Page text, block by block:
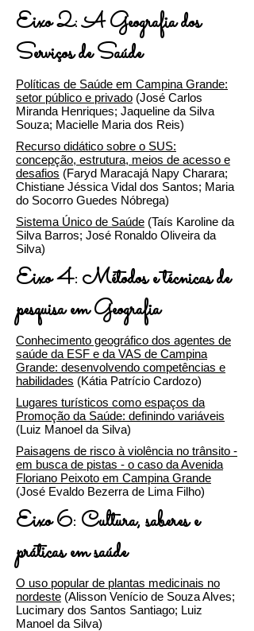
Eixo 2: A Geografia dos
Serviços de Saúde
Políticas de Saúde em Campina Grande:
setor público e privado (José Carlos
Miranda Henriques; Jaqueline da Silva
Souza; Macielle Maria dos Reis)
Recurso didático sobre o SUS:
concepção, estrutura, meios de acesso e
desafios (Faryd Maracajá Napy Charara;
Chistiane Jéssica Vidal dos Santos; Maria
do Socorro Guedes Nóbrega)
Sistema Único de Saúde (Taís Karoline da
Silva Barros; José Ronaldo Oliveira da
Silva)
Eixo 4: Métodos e técnicas de
pesquisa em Geografia
Conhecimento geográfico dos agentes de
saúde da ESF e da VAS de Campina
Grande: desenvolvendo competências e
habilidades (Kátia Patrício Cardozo)
Lugares turísticos como espaços da
Promoção da Saúde: definindo variáveis
(Luiz Manoel da Silva)
Paisagens de risco à violência no trânsito -
em busca de pistas - o caso da Avenida
Floriano Peixoto em Campina Grande
(José Evaldo Bezerra de Lima Filho)
Eixo 6: Cultura, saberes e
práticas em saúde
O uso popular de plantas medicinais no
nordeste (Alisson Venício de Souza Alves;
Lucimary dos Santos Santiago; Luiz
Manoel da Silva)